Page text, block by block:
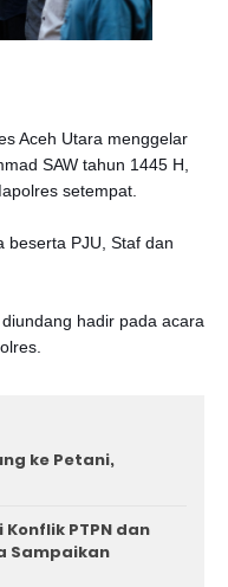
Aceh Utara menggelar
SAW tahun 1445 H,
setempat.
beserta PJU, Staf dan
hadir pada acara
ke Petani,
PTPN dan
Sampaikan